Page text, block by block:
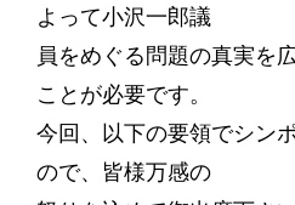
よって小沢一郎議
員をめぐる問題の真実を
ことが必要です。
今回、以下の要領でシン
ので、皆様万感の